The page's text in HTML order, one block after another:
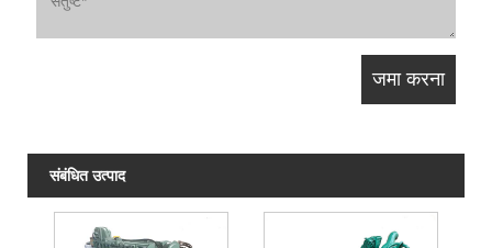
संबंधित उत्पाद